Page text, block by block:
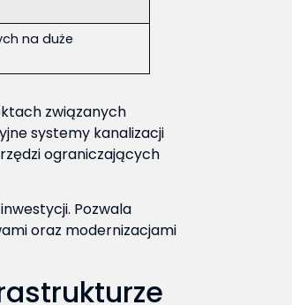
na duże
związanych
systemy kanalizacji
ograniczających
Pozwala
oraz modernizacjami